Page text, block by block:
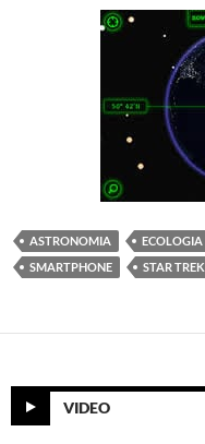
ASTRONOMIA ECOLOGIA
SMARTPHONE
STAR TREK
VIDEO